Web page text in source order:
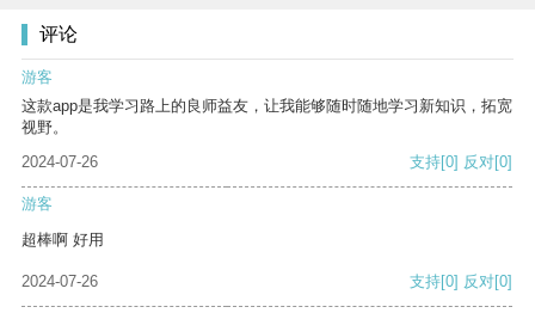
评论
游客
这款app是我学习路上的良师益友，让我能够随时随地学习新知识，拓宽
视野。
2024-07-26
支持[0] 反对[0]
游客
超棒啊 好用
2024-07-26 支持[0] 反对[0]